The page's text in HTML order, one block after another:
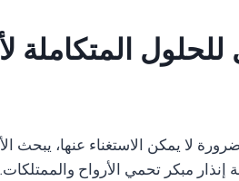
ضرورة لا يمكن الاستغناء عنها،
مبكر تحمي الأرواح